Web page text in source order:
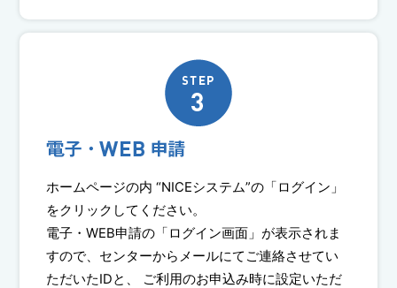
ホームページの内 “NICEシステム”の「ログイン」
をクリックしてください。
電子・WEB申請の「ログイン画面」が表示されま
すので、センターからメールにてご連絡させてい
ただいたIDと、 ご利用のお申込み時に設定いただ